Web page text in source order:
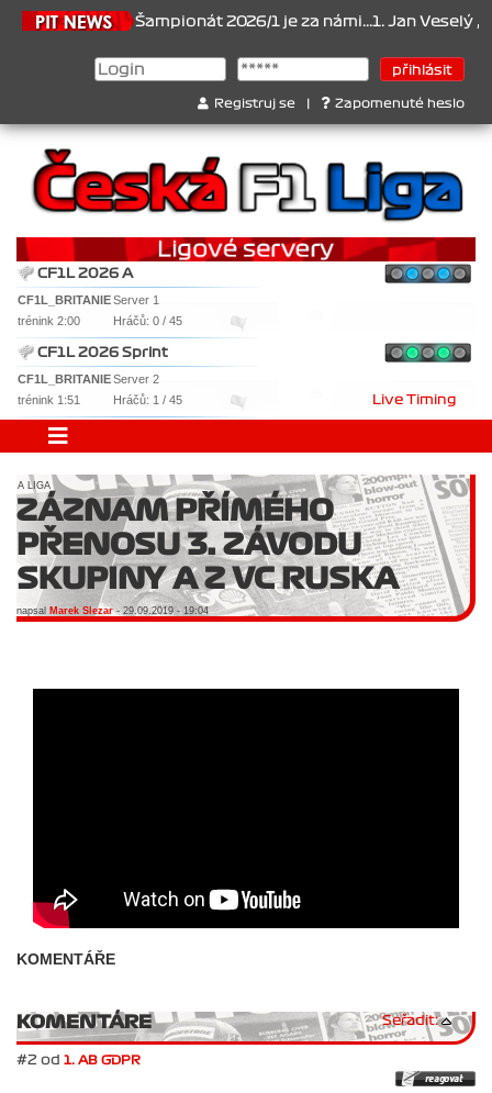
Šampionát 2026/1 je za námi...1. Jan Veselý , 2. Jan
Registruj se Zapomenuté heslo
CF1L 2026 A
CF1L_BRITANIEServer 1
trénink 2:00
Hráčů: 0 / 45
CF1L 2026 Sprint
CF1L_BRITANIEServer 2
trénink 1:51
Hráčů: 1 / 45 Live Timing
A LIGA
ZÁZNAM PŘÍMÉHO
PŘENOSU 3. ZÁVODU
SKUPINY A Z VC RUSKA
napsal Marek Slezar- 29.09.2019 - 19:04
KOMENTÁŘE
KOMENTÁRE Seřadit:
#2 od 1. AB GDPR